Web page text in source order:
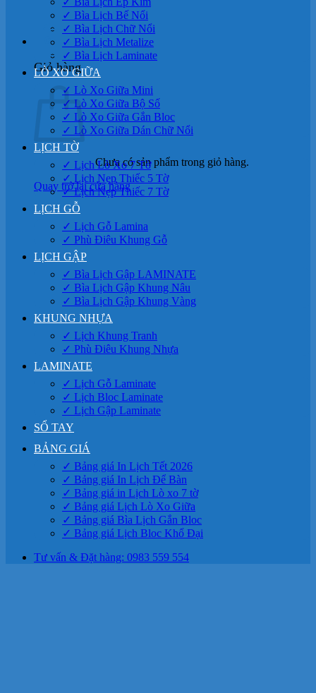
0
Giỏ hàng
Chưa có sản phẩm trong giỏ hàng.
Quay trở lại cửa hàng
✓ Bìa Lịch Bế Nổi
✓ Bìa Lịch Chữ Nổi
✓ Bìa Lịch Metalize
✓ Bìa Lịch Laminate
LÒ XO GIỮA
✓ Lò Xo Giữa Mini
✓ Lò Xo Giữa Bộ Số
✓ Lò Xo Giữa Gắn Bloc
✓ Lò Xo Giữa Dán Chữ Nổi
LỊCH TỜ
✓ Lịch Lò Xo 7 Tờ
✓ Lịch Nẹp Thiếc 5 Tờ
✓ Lịch Nẹp Thiếc 7 Tờ
LỊCH GỖ
✓ Lịch Gỗ Lamina
✓ Phù Điêu Khung Gỗ
LỊCH GẬP
✓ Bìa Lịch Gập LAMINATE
✓ Bìa Lịch Gập Khung Nâu
✓ Bìa Lịch Gập Khung Vàng
KHUNG NHỰA
✓ Lịch Khung Tranh
✓ Phù Điêu Khung Nhựa
LAMINATE
✓ Lịch Gỗ Laminate
✓ Lịch Bloc Laminate
✓ Lịch Gập Laminate
SỔ TAY
BẢNG GIÁ
✓ Bảng giá In Lịch Tết 2026
✓ Bảng giá In Lịch Để Bàn
✓ Bảng giá in Lịch Lò xo 7 tờ
✓ Bảng giá Lịch Lò Xo Giữa
✓ Bảng giá Bìa Lịch Gắn Bloc
✓ Bảng giá Lịch Bloc Khổ Đại
Tư vấn & Đặt hàng: 0983 559 554